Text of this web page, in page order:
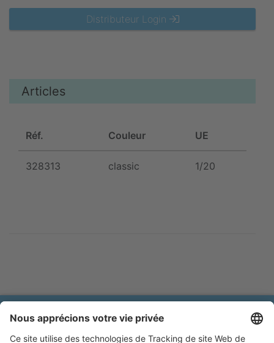
Distributeur Login
Articles
Réf. Couleur UE
328313 classic 1/20